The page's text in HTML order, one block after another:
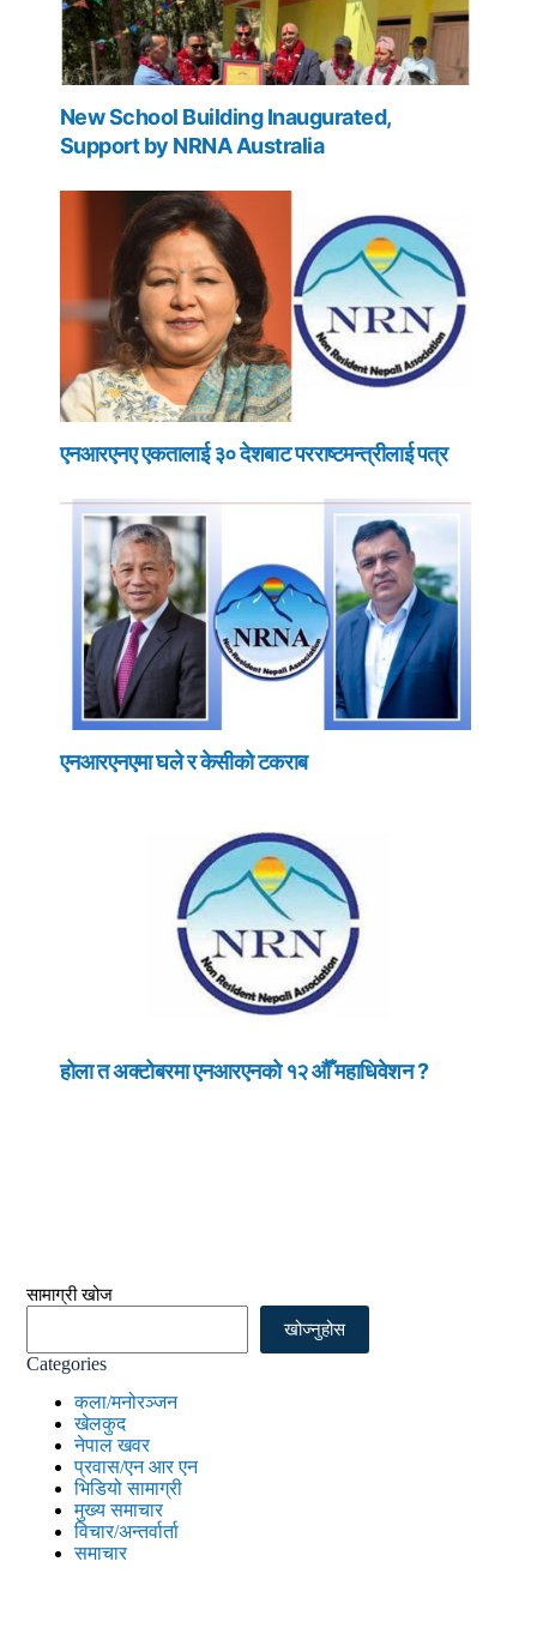
New School Building Inaugurated,
Support by NRNA Australia
एनआरएनए एकतालाई ३० देशबाट परराष्टमन्त्रीलाई पत्र
एनआरएनएमा घले र केसीको टकराब
होला त अक्टोबरमा एनआरएनको १२ औँ महाधिवेशन ?
सामाग्री खोज
खोज्नुहोस
Categories
कला/मनोरञ्जन
खेलकुद
नेपाल खवर
प्रवास/एन आर एन
भिडियो सामाग्री
मुख्य समाचार
विचार/अन्तर्वार्ता
समाचार